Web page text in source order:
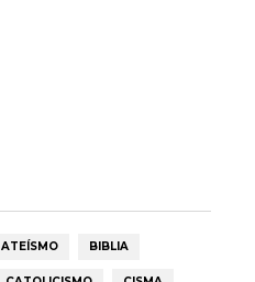
ATEÍSMO BIBLIA